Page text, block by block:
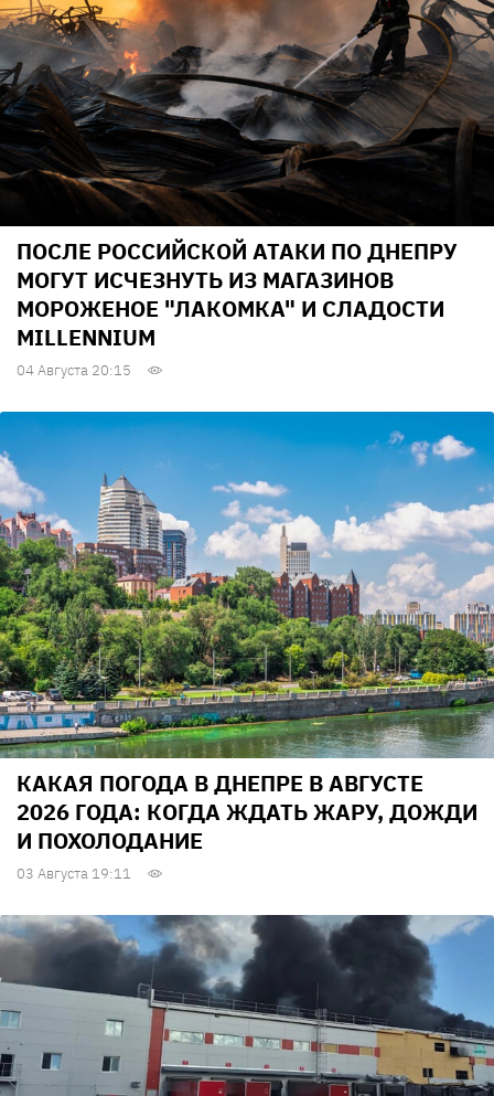
ПОСЛЕ РОССИЙСКОЙ АТАКИ ПО ДНЕПРУ
МОГУТ ИСЧЕЗНУТЬ ИЗ МАГАЗИНОВ
МОРОЖЕНОЕ "ЛАКОМКА" И СЛАДОСТИ
MILLENNIUM
04 Августа 20:15
КАКАЯ ПОГОДА В ДНЕПРЕ В АВГУСТЕ
2026 ГОДА: КОГДА ЖДАТЬ ЖАРУ, ДОЖДИ
И ПОХОЛОДАНИЕ
03 Августа 19:11